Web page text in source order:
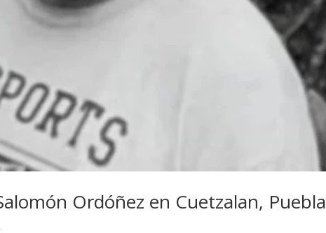
Ordóñez en Cuetzalan, Puebla